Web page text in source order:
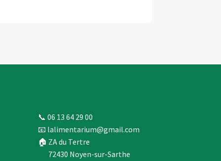
📞 06 13 64 29 00
📧 lalimentarium@gmail.com
🏠 ZA du Tertre
72430 Noyen-sur-Sarthe